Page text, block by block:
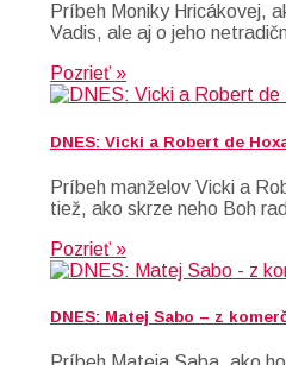
Príbeh Moniky Hricákovej,
Vadis, ale aj o jeho
Pozrieť »
DNES: Vicki a Robert de
Príbeh manželov Vicki a
tiež, ako skrze neho Boh
Pozrieť »
DNES: Matej Sabo – z